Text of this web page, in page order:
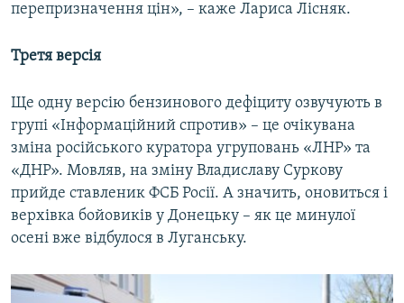
перепризначення цін», – каже Лариса Лісняк.
Третя версія
Ще одну версію бензинового дефіциту озвучують в
групі «Інформаційний спротив» – це очікувана
зміна російського куратора угруповань «ЛНР» та
«ДНР». Мовляв, на зміну Владиславу Суркову
прийде ставленик ФСБ Росії. А значить, оновиться і
верхівка бойовиків у Донецьку – як це минулої
осені вже відбулося в Луганську.